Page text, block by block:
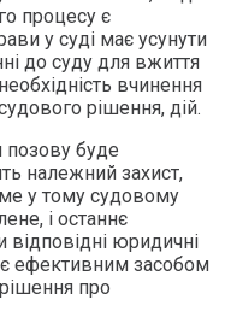
процесу є
у суді має усунути
до суду для вжиття
вчинення
рішення, дій.
буде
належний захист,
у тому судовому
і останнє
юридичні
є ефективним засобом
про